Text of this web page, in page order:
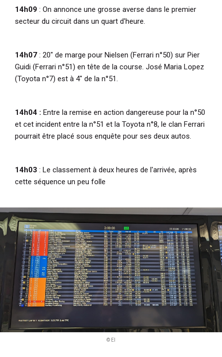
14h09 : On annonce une grosse averse dans le premier
secteur du circuit dans un quart d'heure.
14h07 : 20" de marge pour Nielsen (Ferrari n°50) sur Pier
Guidi (Ferrari n°51) en tête de la course. José Maria Lopez
(Toyota n°7) est à 4" de la n°51.
14h04 : Entre la remise en action dangereuse pour la n°50
et cet incident entre la n°51 et la Toyota n°8, le clan Ferrari
pourrait être placé sous enquête pour ses deux autos.
14h03 : Le classement à deux heures de l'arrivée, après
cette séquence un peu folle
© EI